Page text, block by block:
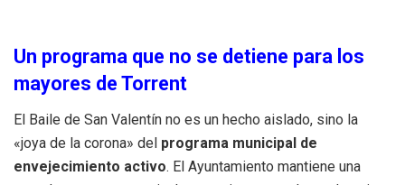
Un programa que no se detiene para los
mayores de Torrent
El Baile de San Valentín no es un hecho aislado, sino la
«joya de la corona» del programa municipal de
envejecimiento activo. El Ayuntamiento mantiene una